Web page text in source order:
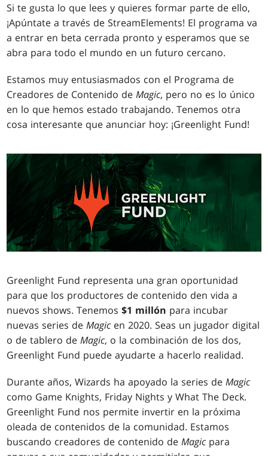
Si te gusta lo que lees y quieres formar parte de ello,
¡Apúntate a través de StreamElements! El programa va
a entrar en beta cerrada pronto y esperamos que se
abra para todo el mundo en un futuro cercano.
Estamos muy entusiasmados con el Programa de
Creadores de Contenido deMagic, pero no es lo único
en lo que hemos estado trabajando. Tenemos otra
cosa interesante que anunciar hoy: ¡Greenlight Fund!
Greenlight Fund representa una gran oportunidad
para que los productores de contenido den vida a
nuevos shows. Tenemos$1 millón para incubar
nuevas series deMagic en 2020. Seas un jugador digital
o de tablero deMagic, o la combinación de los dos,
Greenlight Fund puede ayudarte a hacerlo realidad.
Durante años, Wizards ha apoyado la series deMagic
como Game Knights, Friday Nights y What The Deck.
Greenlight Fund nos permite invertir en la próxima
oleada de contenidos de la comunidad. Estamos
buscando creadores de contenido deMagic para